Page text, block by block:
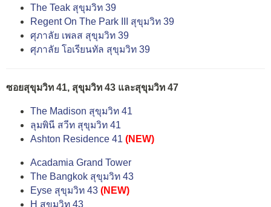
The Teak สุขุมวิท 39
Regent On The Park ΙΙΙ สุขุมวิท 39
ศุภาลัย เพลส สุขุมวิท 39
ศุภาลัย โอเรียนทัล สุขุมวิท 39
ซอยสุขุมวิท 41, สุขุมวิท 43 และสุขุมวิท 47
The Madison สุขุมวิท 41
ลุมพินี สวีท สุขุมวิท 41
Ashton Residence 41 (NEW)
Acadamia Grand Tower
The Bangkok สุขุมวิท 43
Eyse สุขุมวิท 43 (NEW)
H สุขุมวิท 43